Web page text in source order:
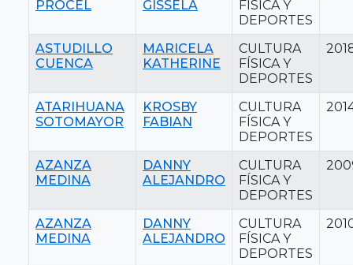
PROCEL
GISSELA
FÍSICA Y
DEPORTES
ASTUDILLO
CUENCA
MARICELA
KATHERINE
CULTURA
FÍSICA Y
DEPORTES
ATARIHUANA
SOTOMAYOR
KROSBY
FABIAN
CULTURA
FÍSICA Y
DEPORTES
AZANZA
MEDINA
DANNY
ALEJANDRO
CULTURA
FÍSICA Y
DEPORTES
AZANZA
MEDINA
DANNY
ALEJANDRO
CULTURA
FÍSICA Y
DEPORTES